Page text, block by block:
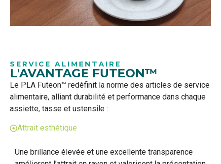
SERVICE ALIMENTAIRE
L'AVANTAGE FUTEON™
Le PLA Futeon™ redéfinit la norme des articles de service
alimentaire, alliant durabilité et performance dans chaque
assiette, tasse et ustensile :
Attrait esthétique
Une brillance élevée et une excellente transparence